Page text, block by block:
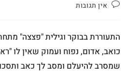
אין תגובות
התעוררת בבוקר וגילית "פצצה"
כואב, אדום, נפוח ועמוק שאין לו
שמסרב להיעלם ומסב לך כאב